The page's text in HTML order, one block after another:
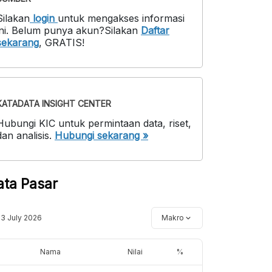
login untuk mengakses informasi
. Belum punya akun?Silakan Daftar
, GRATIS!
INSIGHT CENTER
KIC untuk permintaan data, riset,
analisis. Hubungi sekarang »
Pasar
July 2026 Makro
Nama Nilai %